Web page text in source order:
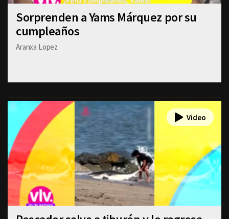
Sorprenden a Yams Márquez por su
cumpleaños
Aranxa Lopez